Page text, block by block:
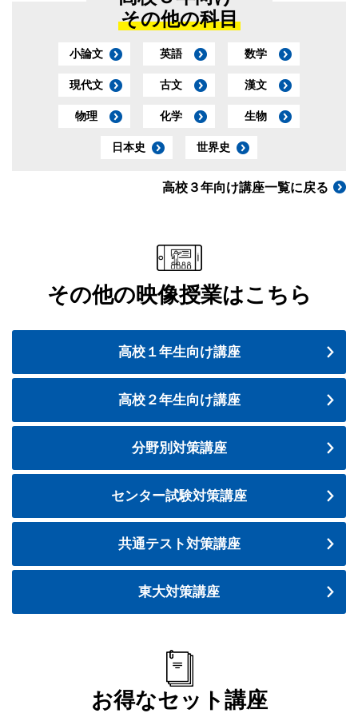
その他の科目
小論文 英語 数学
現代文 古文 漢文
物理 化学 生物
日本史 世界史
高校３年向け講座一覧に戻る
その他の映像授業はこちら
高校１年生向け講座
高校２年生向け講座
分野別対策講座
センター試験対策講座
共通テスト対策講座
東大対策講座
お得なセット講座